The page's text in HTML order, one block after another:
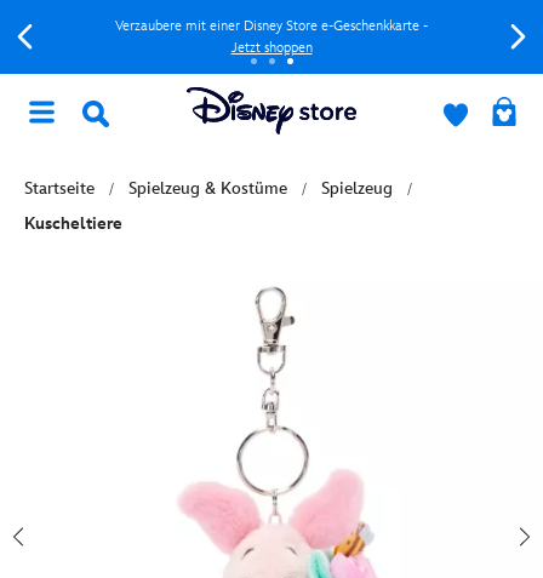
Verzaubere mit einer Disney Store e-Geschenkkarte -
Jetzt shoppen
Startseite Spielzeug & Kostüme
Spielzeug
Kuscheltiere